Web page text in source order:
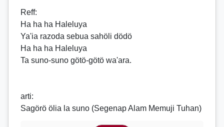
Reff:
Ha ha ha Haleluya
Ya'ia razoda sebua sahöli dödö
Ha ha ha Haleluya
Ta suno-suno götö-götö wa'ara.
arti:
Sagörö ölia la suno (Segenap Alam Memuji Tuhan)